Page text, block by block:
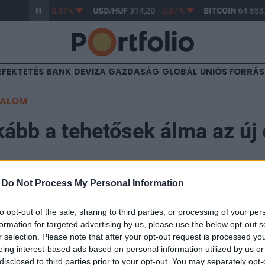
Do Not Process My Personal Information
opt-out of the sale, sharing to third parties, or processing of your
for targeted advertising by us, please use the below opt-out
selection. Please note that after your opt-out request is processed
interest-based ads based on personal information utilized by us
to third parties prior to your opt-out. You may separately
363,17 -0,61% USD/HUF314,20 -0,87% BITCOIN64
BANK DEVIZA GAZDASÁG GLOBÁL UNIÓS
a tehetősek álma az új
már alig érhető el új építésű lakás 1 millió
– derül ki a Duna House legújabb ingatlanpiaci